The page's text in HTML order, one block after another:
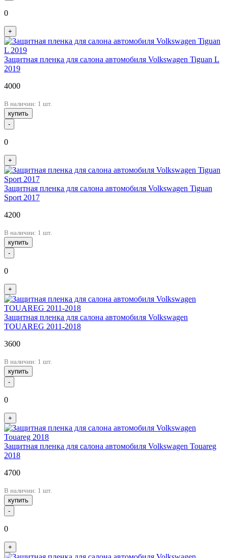
0
+
Защитная пленка для салона автомобиля Volkswagen Tiguan L
2019
4000
В наличии: 1 шт.
купить
-
0
+
Защитная пленка для салона автомобиля Volkswagen Tiguan
Sport 2017
4200
В наличии: 1 шт.
купить
-
0
+
Защитная пленка для салона автомобиля Volkswagen
TOUAREG 2011-2018
3600
В наличии: 1 шт.
купить
-
0
+
Защитная пленка для салона автомобиля Volkswagen Touareg
2018
4700
В наличии: 1 шт.
купить
-
0
+